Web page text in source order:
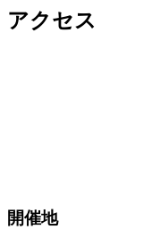
アクセス
開催地